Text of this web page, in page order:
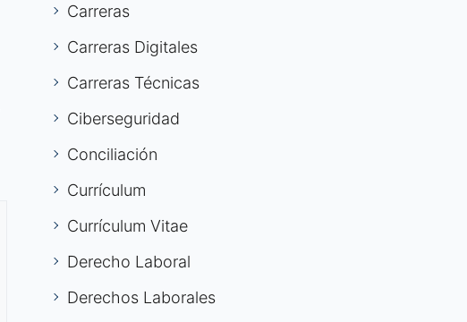
Carreras
Carreras Digitales
Carreras Técnicas
Ciberseguridad
Conciliación
Currículum
Currículum Vitae
Derecho Laboral
Derechos Laborales